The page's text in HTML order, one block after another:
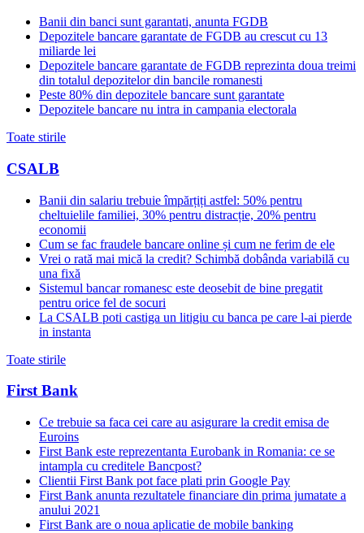
Banii din banci sunt garantati, anunta FGDB
Depozitele bancare garantate de FGDB au crescut cu 13
miliarde lei
Depozitele bancare garantate de FGDB reprezinta doua treimi
din totalul depozitelor din bancile romanesti
Peste 80% din depozitele bancare sunt garantate
Depozitele bancare nu intra in campania electorala
Toate stirile
CSALB
Banii din salariu trebuie împărțiți astfel: 50% pentru
cheltuielile familiei, 30% pentru distracție, 20% pentru
economii
Cum se fac fraudele bancare online și cum ne ferim de ele
Vrei o rată mai mică la credit? Schimbă dobânda variabilă cu
una fixă
Sistemul bancar romanesc este deosebit de bine pregatit
pentru orice fel de socuri
La CSALB poti castiga un litigiu cu banca pe care l-ai pierde
in instanta
Toate stirile
First Bank
Ce trebuie sa faca cei care au asigurare la credit emisa de
Euroins
First Bank este reprezentanta Eurobank in Romania: ce se
intampla cu creditele Bancpost?
Clientii First Bank pot face plati prin Google Pay
First Bank anunta rezultatele financiare din prima jumatate a
anului 2021
First Bank are o noua aplicatie de mobile banking